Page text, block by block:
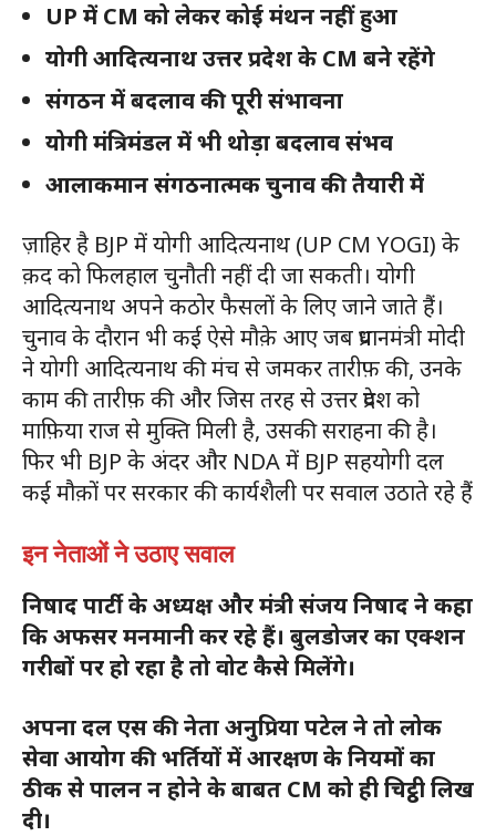
UP में CM को लेकर कोई मंथन नहीं हुआ
योगी आदित्यनाथ उत्तर प्रदेश के CM बने रहेंगे
संगठन में बदलाव की पूरी संभावना
योगी मंत्रिमंडल में भी थोड़ा बदलाव संभव
आलाकमान संगठनात्मक चुनाव की तैयारी में
ज़ाहिर है BJP में योगी आदित्यनाथ (UP CM YOGI) के
क़द को फिलहाल चुनौती नहीं दी जा सकती। योगी
आदित्यनाथ अपने कठोर फैसलों के लिए जाने जाते हैं।
चुनाव के दौरान भी कई ऐसे मौक़े आए जब प्रधानमंत्री मोदी
ने योगी आदित्यनाथ की मंच से जमकर तारीफ़ की, उनके
काम की तारीफ़ की और जिस तरह से उत्तर प्रदेश को
माफ़िया राज से मुक्ति मिली है, उसकी सराहना की है।
फिर भी BJP के अंदर और NDA में BJP सहयोगी दल
कई मौक़ों पर सरकार की कार्यशैली पर सवाल उठाते रहे हैं
इन नेताओं ने उठाए सवाल
निषाद पार्टी के अध्यक्ष और मंत्री संजय निषाद ने कहा
कि अफसर मनमानी कर रहे हैं। बुलडोजर का एक्शन
गरीबों पर हो रहा है तो वोट कैसे मिलेंगे।
अपना दल एस की नेता अनुप्रिया पटेल ने तो लोक
सेवा आयोग की भर्तियों में आरक्षण के नियमों का
ठीक से पालन न होने के बाबत CM को ही चिट्ठी लिख
दी।